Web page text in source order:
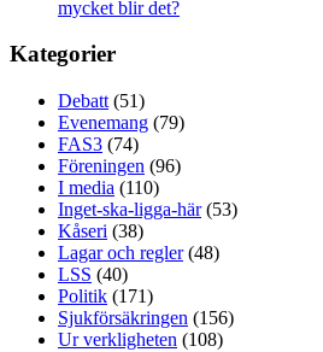
mycket blir det?
Kategorier
Debatt (51)
Evenemang (79)
FAS3 (74)
Föreningen (96)
I media (110)
Inget-ska-ligga-här(53)
Kåseri (38)
Lagar och regler(48)
LSS (40)
Politik (171)
Sjukförsäkringen (156)
Ur verkligheten (108)